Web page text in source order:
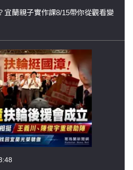
宜蘭親子實作課8/15帶你從觀看變